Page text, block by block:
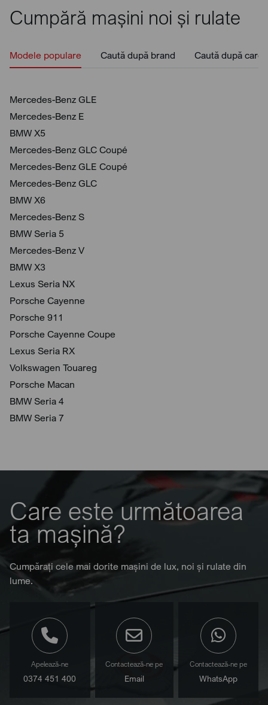
Cumpără mașini noi și rulate
Modele populare Caută după brand Caută după
Mercedes-Benz GLE
Mercedes-Benz E
BMW X5
Mercedes-Benz GLC Coupé
Mercedes-Benz GLE Coupé
Mercedes-Benz GLC
BMW X6
Mercedes-Benz S
BMW Seria 5
Mercedes-Benz V
BMW X3
Lexus Seria NX
Porsche Cayenne
Porsche 911
Porsche Cayenne Coupe
Lexus Seria RX
Volkswagen Touareg
Porsche Macan
BMW Seria 4
BMW Seria 7
Care este următoarea
ta mașină?
Cumpărați cele mai dorite mașini de lux, noi și rulate din
lume.
Apelează-ne
0374 451 400
Contactează-ne pe
Email
Contactează-ne pe
WhatsApp